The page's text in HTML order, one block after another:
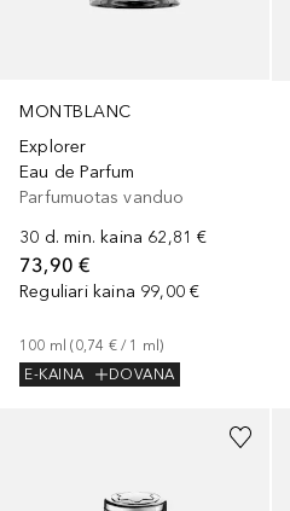
MONTBLANC
Explorer
Eau de Parfum
Parfumuotas vanduo
30 d. min. kaina 62,81 €
73,90 €
Reguliari kaina 99,00 €
100 ml (0,74 € / 1 ml)
E-KAINA
DOVANA